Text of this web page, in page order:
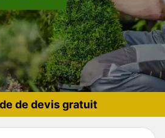
de devis gratuit